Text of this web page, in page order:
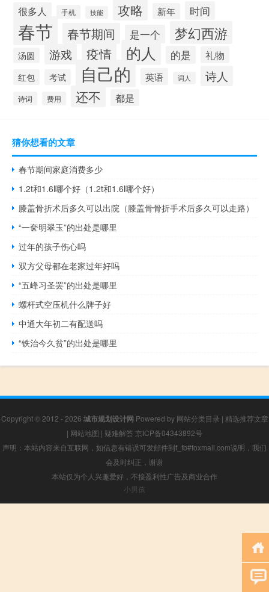
很多人 手机 技能 攻略 新年 时间
春节 春节期间 是一个 梦幻西游
汤圆 游戏 疫情 的人 的是 礼物
红包 考试 自己的 英语 词人 诗人
诗词 费用 还不 都是
猜你想看的文章
春节期间家庭消费多少
1.2t和1.6l哪个好（1.2t和1.6l哪个好）
膝盖骨折术后多久可以出院（膝盖骨骨折手术后多久可以走路）
“一奁明翠玉”的出处是哪里
过年的孩子伤心吗
双方父母都在老家过年好吗
“五峰习圣罢”的出处是哪里
螺杆式空压机什么牌子好
中通大年初二有配送吗
“铁治今久贫”的出处是哪里
Copyright © 2012 - 2026 城市规划设计网 Powered by 网站分类目录 | 精选推荐文章
| 网站地图 | 疑难解答 京ICP备04343892号
声明：本站内容来自互联网，如信息有错误可发邮件到f_fb#foxmail.com说明，我们
会及时纠正，谢谢
本站仅为个人兴趣爱好，不接盈利性广告及商业合作
小男孩